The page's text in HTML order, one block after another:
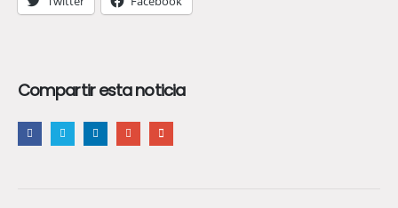
Compartir esta noticia